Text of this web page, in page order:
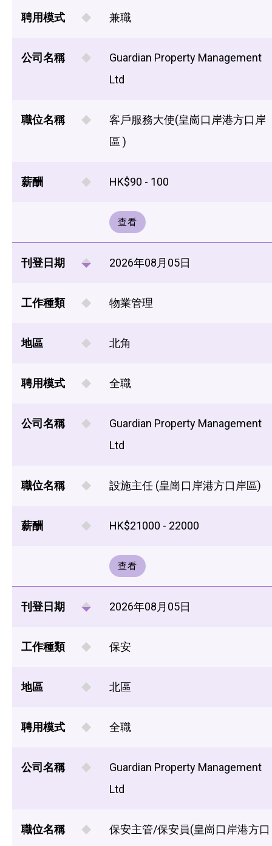
聘用模式 兼職
公司名稱
Guardian Property Management
Ltd
職位名稱
客戶服務大使(皇崗口岸港方口岸
區 )
薪酬 HK$90 - 100
查看
刊登日期 2026年08月05日
工作種類 物業管理
地區 北角
聘用模式 全職
公司名稱
Guardian Property Management
Ltd
職位名稱 設施主任 (皇崗口岸港方口岸區)
薪酬 HK$21000 - 22000
查看
刊登日期 2026年08月05日
工作種類 保安
地區 北區
聘用模式 全職
公司名稱
Guardian Property Management
Ltd
職位名稱
保安主管/保安員(皇崗口岸港方口